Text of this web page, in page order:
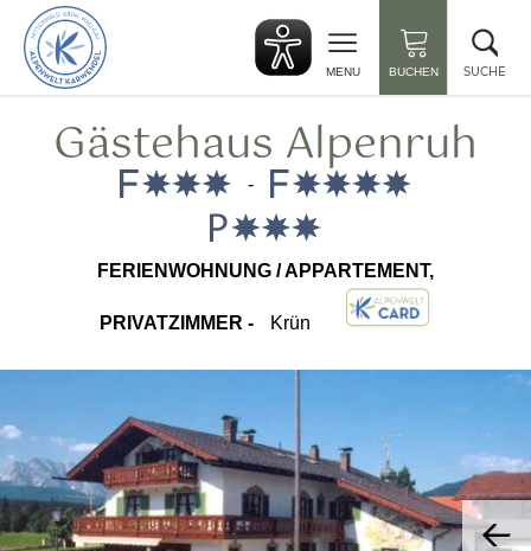
zurück
zur
Startseite
MENU BUCHEN SUCHE
Gästehaus Alpenruh
-
FERIENWOHNUNG / APPARTEMENT,
PRIVATZIMMER - Krün